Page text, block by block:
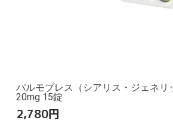
パルモプレス（シアリス・ジェネリ
20mg 15錠
2,780円